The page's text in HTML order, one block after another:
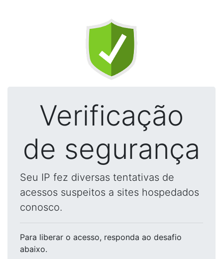
Verificação
de segurança
Seu IP fez diversas tentativas de
acessos suspeitos a sites hospedados
conosco.
Para liberar o acesso, responda ao desafio
abaixo.